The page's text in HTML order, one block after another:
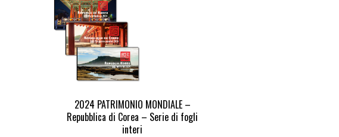
2024 PATRIMONIO MONDIALE –
Repubblica di Corea – Serie di fogli
interi